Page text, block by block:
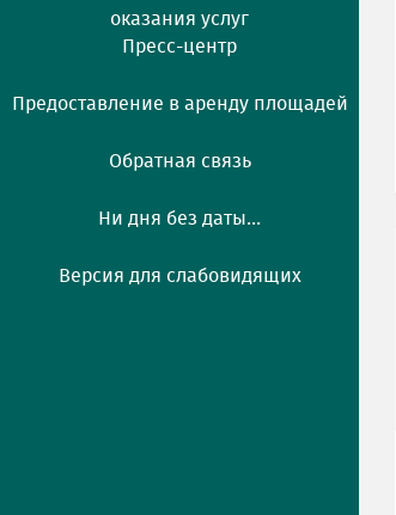
оказания услуг
Пресс-центр
Предоставление в аренду площадей
Обратная связь
Ни дня без даты...
Версия для слабовидящих